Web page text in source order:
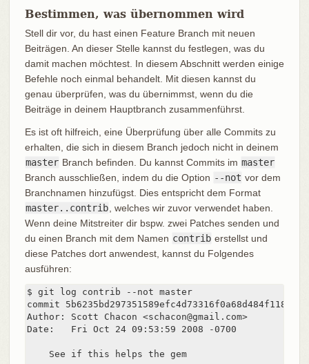
Bestimmen, was übernommen wird
Stell dir vor, du hast einen Feature Branch mit neuen
Beiträgen. An dieser Stelle kannst du festlegen, was du
damit machen möchtest. In diesem Abschnitt werden einige
Befehle noch einmal behandelt. Mit diesen kannst du
genau überprüfen, was du übernimmst, wenn du die
Beiträge in deinem Hauptbranch zusammenführst.
Es ist oft hilfreich, eine Überprüfung über alle Commits zu
erhalten, die sich in diesem Branch jedoch nicht in deinem
master Branch befinden. Du kannst Commits im master
Branch ausschließen, indem du die Option --not vor dem
Branchnamen hinzufügst. Dies entspricht dem Format
master..contrib , welches wir zuvor verwendet haben.
Wenn deine Mitstreiter dir bspw. zwei Patches senden und
du einen Branch mit dem Namen contrib erstellst und
diese Patches dort anwendest, kannst du Folgendes
ausführen:
$ git log contrib --not master
commit 5b6235bd297351589efc4d73316f0a68d484f118
Author: Scott Chacon <schacon@gmail.com>
Date:   Fri Oct 24 09:53:59 2008 -0700
    See if this helps the gem